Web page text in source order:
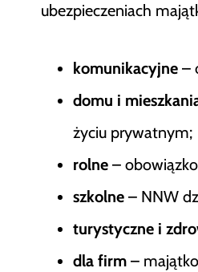
ubezpieczeniach
komunikacyjne –
domu i
życiu prywatnym;
rolne –
szkolne – NNW
turystyczne i
dla firm –